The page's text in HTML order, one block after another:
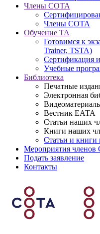
Члены СОТА
Члены СОТА
Обучение ТА
Готовимся к
Trainer, TSTA)
Сертификация
Учебные
Библиотека
Печатные
Электронная
Вестник ЕАТА
Статьи наших
Книги наших
Статьи и книги
Мероприятия
Подать заявление
Контакты